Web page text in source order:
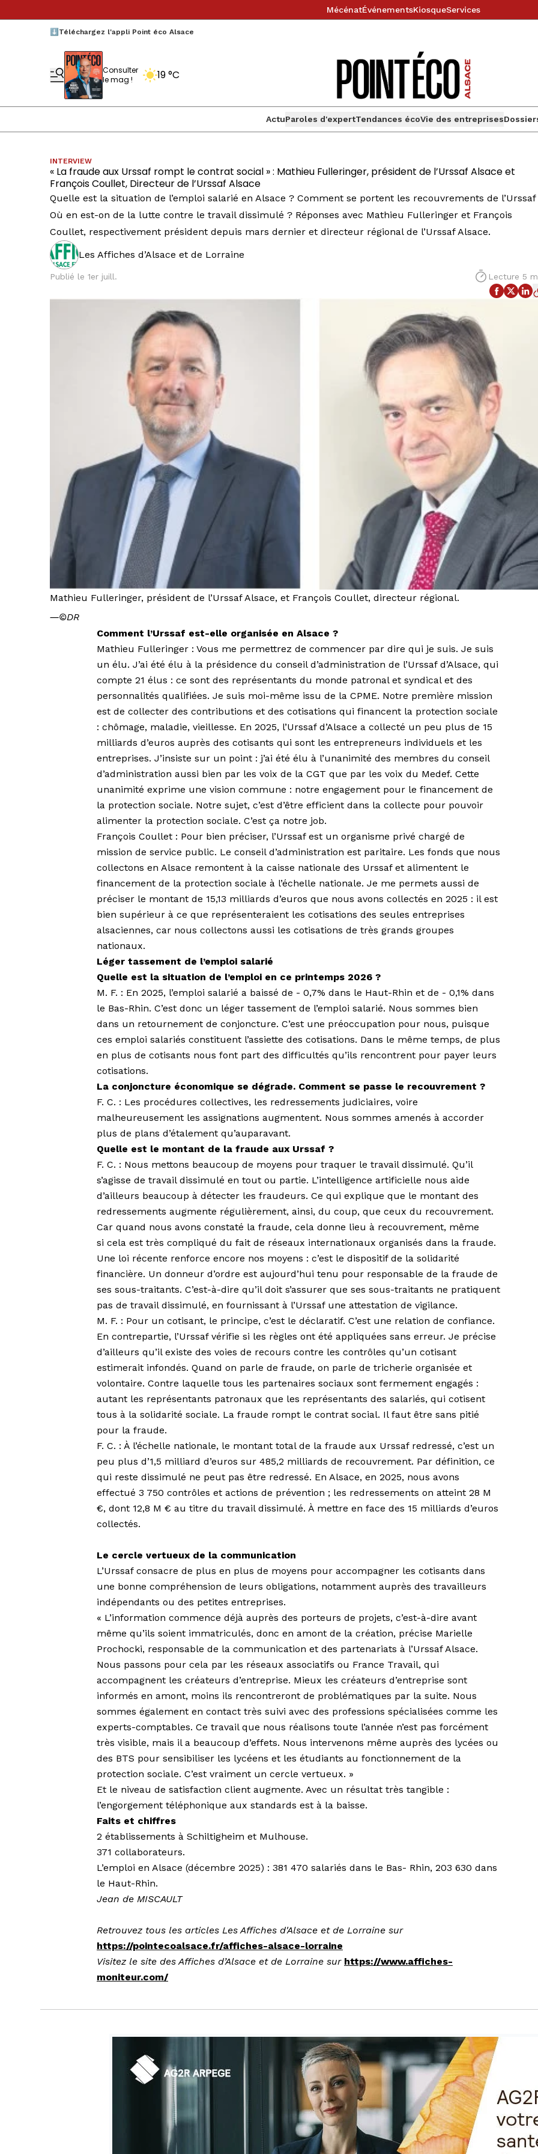
MécénatÉvénementsKiosqueServices
⬇️Téléchargez l'appli Point éco Alsace
Consulter
le mag !
19 °C
ActuParoles d'expertTendances écoVie des entreprises
INTERVIEW
« La fraude aux Urssaf rompt le contrat social » : Mathieu Fulleringer, président de l’Urssaf Alsace et
François Coullet, Directeur de l’Urssaf Alsace
Quelle est la situation de l’emploi salarié en Alsace ? Comment se portent les recouvrements de l’Urssaf
Où en est-on de la lutte contre le travail dissimulé ? Réponses avec Mathieu Fulleringer et François
Coullet, respectivement président depuis mars dernier et directeur régional de l’Urssaf Alsace.
Les Affiches d’Alsace et de Lorraine
Publié le 1er juill. Lecture 5
Mathieu Fulleringer, président de l’Urssaf Alsace, et François Coullet, directeur régional.
―©DR
Comment l’Urssaf est-elle organisée en Alsace ?
Mathieu Fulleringer : Vous me permettrez de commencer par dire qui je suis. Je suis
un élu. J’ai été élu à la présidence du conseil d’administration de l’Urssaf d’Alsace, qui
compte 21 élus : ce sont des représentants du monde patronal et syndical et des
personnalités qualifiées. Je suis moi-même issu de la CPME. Notre première mission
est de collecter des contributions et des cotisations qui financent la protection sociale
: chômage, maladie, vieillesse. En 2025, l’Urssaf d’Alsace a collecté un peu plus de 15
milliards d’euros auprès des cotisants qui sont les entrepreneurs individuels et les
entreprises. J’insiste sur un point : j’ai été élu à l’unanimité des membres du conseil
d’administration aussi bien par les voix de la CGT que par les voix du Medef. Cette
unanimité exprime une vision commune : notre engagement pour le financement de
la protection sociale. Notre sujet, c’est d’être efficient dans la col­lecte pour pouvoir
alimenter la protection sociale. C’est ça notre job.
François Coullet : Pour bien préciser, l’Urssaf est un organisme privé chargé de
mission de service public. Le conseil d’administration est paritaire. Les fonds que nous
collectons en Alsace remontent à la caisse nationale des Urssaf et alimentent le
financement de la protection sociale à l’échelle nationale. Je me permets aussi de
préciser le mon­tant de 15,13 milliards d’euros que nous avons collectés en 2025 : il est
bien supérieur à ce que représenteraient les cotisations des seules entreprises
alsaciennes, car nous collectons aussi les cotisations de très grands groupes
nationaux.
Léger tassement de l’emploi salarié
Quelle est la situation de l’emploi en ce printemps 2026 ?
M. F. : En 2025, l’emploi salarié a baissé de - 0,7% dans le Haut-Rhin et de - 0,1% dans
le Bas-Rhin. C’est donc un léger tassement de l’emploi salarié. Nous sommes bien
dans un retournement de conjoncture. C’est une préoccupation pour nous, puisque
ces emploi salariés constituent l’assiette des cotisations. Dans le même temps, de plus
en plus de cotisants nous font part des difficultés qu’ils rencontrent pour payer leurs
cotisations.
La conjoncture économique se dégrade. Comment se passe le recouvrement ?
F. C. : Les procédures collectives, les redressements judiciaires, voire
malheureusement les assignations augmentent. Nous sommes amenés à accorder
plus de plans d’étalement qu’auparavant.
Quelle est le montant de la fraude aux Urssaf ?
F. C. : Nous mettons beaucoup de moyens pour traquer le travail dissi­mulé. Qu’il
s’agisse de travail dissimulé en tout ou partie. L’intelligence artificielle nous aide
d’ailleurs beaucoup à détecter les fraudeurs. Ce qui explique que le montant des
redressements augmente réguliè­rement, ainsi, du coup, que ceux du recouvrement.
Car quand nous avons constaté la fraude, cela donne lieu à recouvrement, même
si cela est très compliqué du fait de réseaux internationaux organisés dans la fraude.
Une loi récente renforce encore nos moyens : c’est le dispositif de la solidarité
financière. Un donneur d’ordre est aujourd’hui tenu pour responsable de la fraude de
ses sous-traitants. C’est-à-dire qu’il doit s’assurer que ses sous-traitants ne pratiquent
pas de travail dissimulé, en fournissant à l’Urssaf une attestation de vigilance.
M. F. : Pour un cotisant, le principe, c’est le déclaratif. C’est une re­lation de confiance.
En contrepartie, l’Urssaf vérifie si les règles ont été appliquées sans erreur. Je précise
d’ailleurs qu’il existe des voies de recours contre les contrôles qu’un cotisant
estimerait infondés. Quand on parle de fraude, on parle de tricherie organisée et
volon­taire. Contre laquelle tous les partenaires sociaux sont fermement engagés :
autant les représentants patronaux que les représentants des salariés, qui cotisent
tous à la solidarité sociale. La fraude rompt le contrat social. Il faut être sans pitié
pour la fraude.
F. C. : À l’échelle nationale, le montant total de la fraude aux Urssaf redressé, c’est un
peu plus d’1,5 milliard d’euros sur 485,2 milliards de recouvrement. Par définition, ce
qui reste dissimulé ne peut pas être redressé. En Alsace, en 2025, nous avons
effectué 3 750 contrôles et actions de prévention ; les redressements on atteint 28 M
€, dont 12,8 M € au titre du travail dissimulé. À mettre en face des 15 milliards d’euros
collectés.
Le cercle vertueux de la communication
L’Urssaf consacre de plus en plus de moyens pour accompagner les cotisants dans
une bonne compréhension de leurs obligations, notamment auprès des travailleurs
indépendants ou des petites entreprises.
« L’information commence déjà auprès des porteurs de projets, c’est-à-dire avant
même qu’ils soient immatriculés, donc en amont de la création, précise Marielle
Prochocki, responsable de la com­munication et des partenariats à l’Urssaf Alsace.
Nous passons pour cela par les réseaux associatifs ou France Travail, qui
accompagnent les créateurs d’entreprise. Mieux les créateurs d’entreprise sont
informés en amont, moins ils rencontreront de problématiques par la suite. Nous
sommes également en contact très suivi avec des professions spécialisées comme les
experts-comptables. Ce travail que nous réalisons toute l’année n’est pas forcément
très visible, mais il a beaucoup d’effets. Nous intervenons même auprès des lycées ou
des BTS pour sensibiliser les lycéens et les étudiants au fonctionnement de la
protection sociale. C’est vraiment un cercle vertueux. »
Et le niveau de satisfaction client augmente. Avec un résultat très tangible :
l’engorgement téléphonique aux standards est à la baisse.
Faits et chiffres
2 établissements à Schiltigheim et Mulhouse.
371 collaborateurs.
L’emploi en Alsace (décembre 2025) : 381 470 salariés dans le Bas- Rhin, 203 630 dans
le Haut-Rhin.
Jean de MISCAULT
Retrouvez tous les articles Les Affiches d'Alsace et de Lorraine sur
https://pointecoalsace.fr/affiches-alsace-lorraine
Visitez le site des Affiches d’Alsace et de Lorraine sur https://www.affiches-
moniteur.com/